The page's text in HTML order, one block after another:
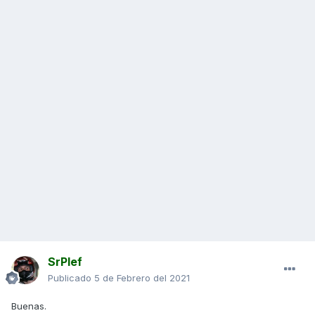
SrPlef
Publicado 5 de Febrero del 2021
Buenas.